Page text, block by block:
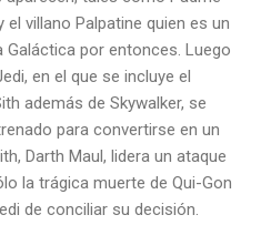
el villano Palpatine quien es un
Galáctica por entonces. Luego
en el que se incluye el
además de Skywalker, se
para convertirse en un
Darth Maul, lidera un ataque
la trágica muerte de Qui-Gon
de conciliar su decisión.